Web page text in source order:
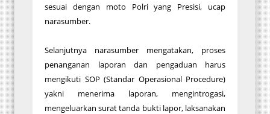
sesuai dengan moto Polri yang Presisi, ucap
narasumber.
Selanjutnya narasumber mengatakan, proses
penanganan laporan dan pengaduan harus
mengikuti SOP (Standar Operasional Procedure)
yakni menerima laporan, mengintrogasi,
mengeluarkan surat tanda bukti lapor, laksanakan